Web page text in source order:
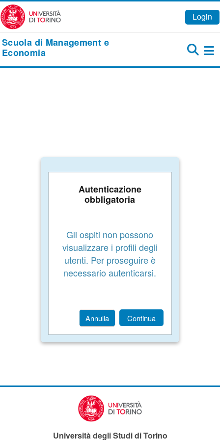
Vai al contenuto principale
Login
Scuola di Management e
Economia
Autenticazione
obbligatoria
Gli ospiti non possono
visualizzare i profili degli
utenti. Per proseguire è
necessario autenticarsi.
Annulla Continua
Università degli Studi di Torino